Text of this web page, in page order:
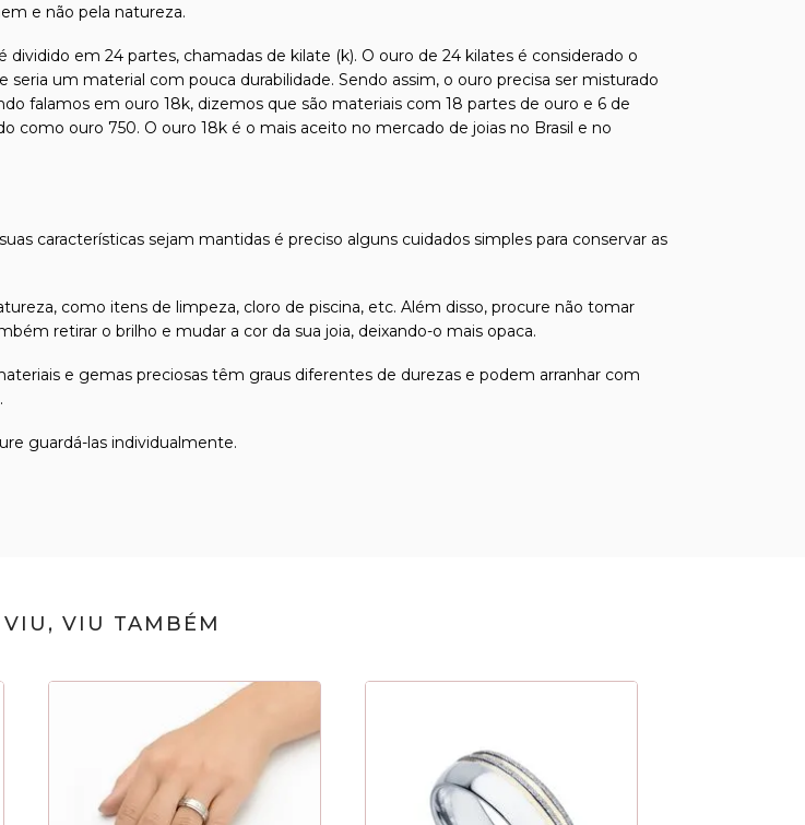
e não pela natureza.
em 24 partes, chamadas de kilate (k). O ouro de 24 kilates é considerado o
um material com pouca durabilidade. Sendo assim, o ouro precisa ser misturado
falamos em ouro 18k, dizemos que são materiais com 18 partes de ouro e 6 de
ouro 750. O ouro 18k é o mais aceito no mercado de joias no Brasil e no
características sejam mantidas é preciso alguns cuidados simples para conservar as
como itens de limpeza, cloro de piscina, etc. Além disso, procure não tomar
retirar o brilho e mudar a cor da sua joia, deixando-o mais opaca.
e gemas preciosas têm graus diferentes de durezas e podem arranhar com
guardá-las individualmente.
VIU TAMBÉM